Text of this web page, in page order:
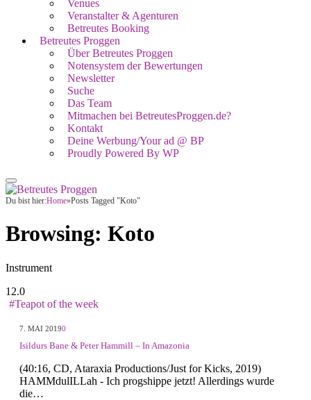
Venues
Veranstalter & Agenturen
Betreutes Booking
Betreutes Proggen
Über Betreutes Proggen
Notensystem der Bewertungen
Newsletter
Suche
Das Team
Mitmachen bei BetreutesProggen.de?
Kontakt
Deine Werbung/Your ad @ BP
Proudly Powered By WP
Du bist hier:Home»Posts Tagged "Koto"
Browsing: Koto
Instrument
12.0
#Teapot of the week
7. MAI 20190
Isildurs Bane & Peter Hammill – In Amazonia
(40:16, CD, Ataraxia Productions/Just for Kicks, 2019)
HAMMdulILLah - Ich progshippe jetzt! Allerdings wurde
die…